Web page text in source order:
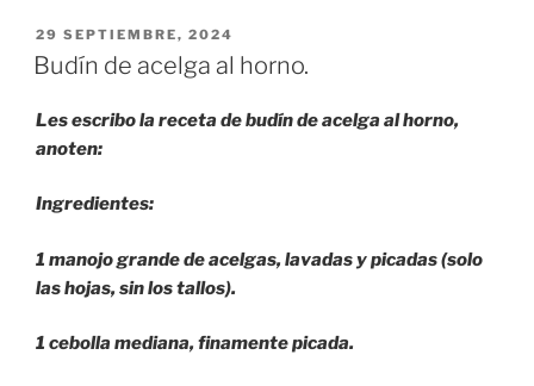
PUBLICADO
EL
29 SEPTIEMBRE, 2024
Budín de acelga al horno.
Les escribo la receta de budín de acelga al horno,
anoten:
Ingredientes:
1 manojo grande de acelgas, lavadas y picadas (solo
las hojas, sin los tallos).
1 cebolla mediana, finamente picada.